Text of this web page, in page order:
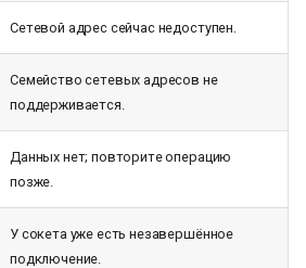
Сетевой адрес сейчас недоступен.
Семейство сетевых адресов не
поддерживается.
Данных нет; повторите операцию
позже.
У сокета уже есть незавершённое
подключение.